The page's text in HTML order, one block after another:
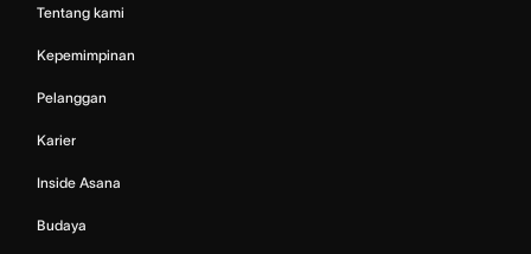
Tentang kami
Kepemimpinan
Pelanggan
Karier
Inside Asana
Budaya